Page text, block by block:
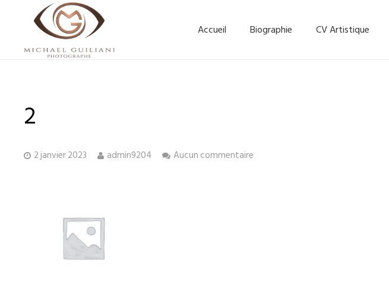
Accueil Biographie CV Artistique
2
2 janvier 2023 admin9204 Aucun commentaire